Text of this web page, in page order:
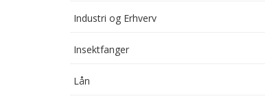
Industri og Erhverv
Insektfanger
Lån